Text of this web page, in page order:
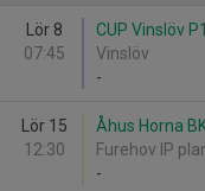
Lör 8
07:45
CUP Vinslöv
Vinslöv
-
Lör 15
12:30
Åhus Horna
Furehov IP
-